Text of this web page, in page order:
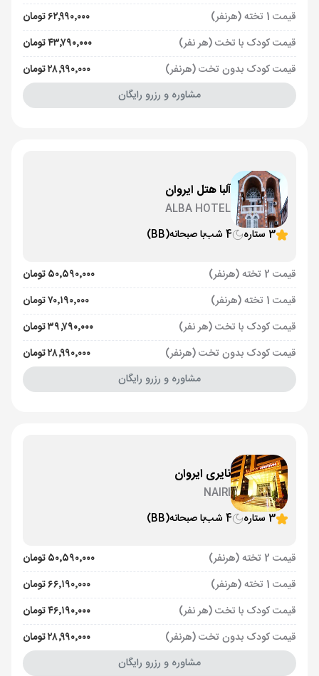
قیمت 1 تخته (هرنفر)
۶۲٬۹۹۰٬۰۰۰ تومان
قیمت کودک با تخت (هر نفر)
۴۳٬۷۹۰٬۰۰۰ تومان
قیمت کودک بدون تخت (هرنفر)
۲۸٬۹۹۰٬۰۰۰ تومان
مشاوره و رزرو رایگان
آلبا هتل ایروان
ALBA HOTEL
3 ستاره
4 شب با صبحانه(BB)
قیمت 2 تخته (هرنفر)
۵۰٬۵۹۰٬۰۰۰ تومان
قیمت 1 تخته (هرنفر)
۷۰٬۱۹۰٬۰۰۰ تومان
قیمت کودک با تخت (هر نفر)
۳۹٬۷۹۰٬۰۰۰ تومان
قیمت کودک بدون تخت (هرنفر)
۲۸٬۹۹۰٬۰۰۰ تومان
مشاوره و رزرو رایگان
نایری ایروان
NAIRI
3 ستاره
4 شب با صبحانه(BB)
قیمت 2 تخته (هرنفر)
۵۰٬۵۹۰٬۰۰۰ تومان
قیمت 1 تخته (هرنفر)
۶۶٬۱۹۰٬۰۰۰ تومان
قیمت کودک با تخت (هر نفر)
۴۶٬۱۹۰٬۰۰۰ تومان
قیمت کودک بدون تخت (هرنفر)
۲۸٬۹۹۰٬۰۰۰ تومان
مشاوره و رزرو رایگان